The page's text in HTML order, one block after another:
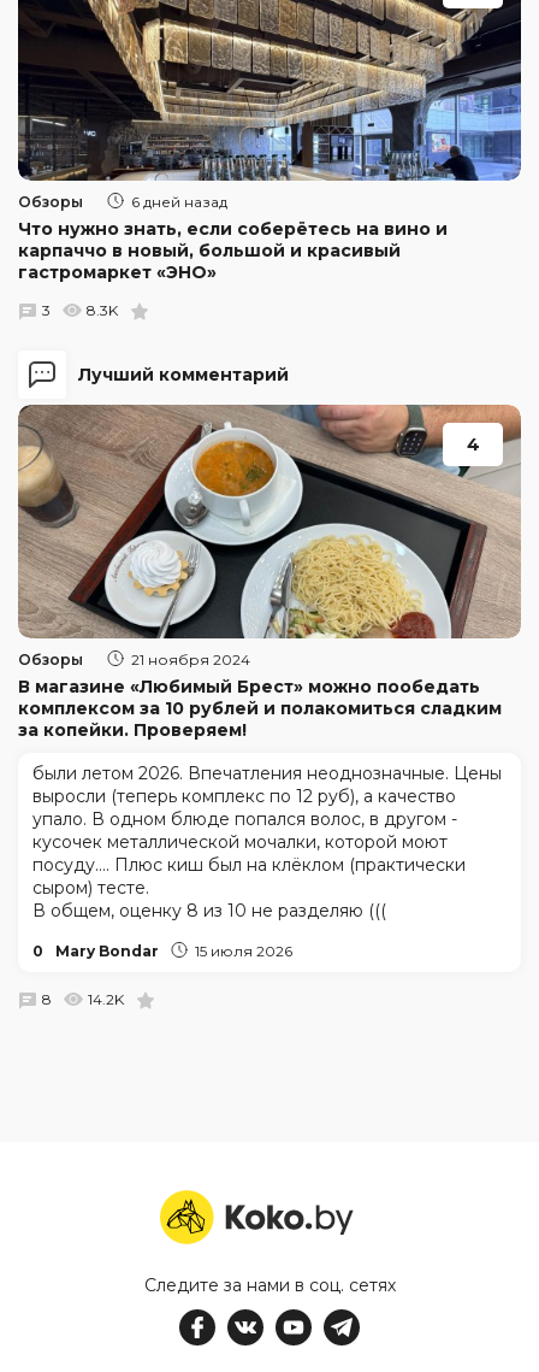
Лучший комментарий
4
Обзоры 21 ноября 2024
В магазине «Любимый Брест» можно пообедать
комплексом за 10 рублей и полакомиться сладким
за копейки. Проверяем!
были летом 2026. Впечатления неоднозначные. Цены
выросли (теперь комплекс по 12 руб), а качество
упало. В одном блюде попался волос, в другом -
кусочек металлической мочалки, которой моют
посуду.... Плюс киш был на клёклом (практически
сыром) тесте.
В общем, оценку 8 из 10 не разделяю (((
0 Mary Bondar 15 июля 2026
8 14.2K
Обзоры 6 дней назад
Что нужно знать, если соберётесь на вино и
карпаччо в новый, большой и красивый
гастромаркет «ЭНО»
3 8.3K
Следите за нами в соц. сетях